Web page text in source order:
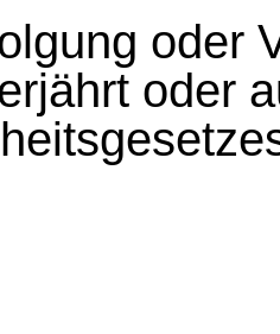
oder
oder